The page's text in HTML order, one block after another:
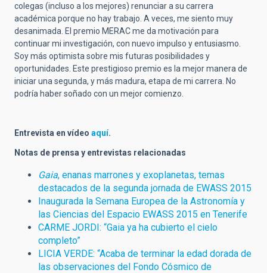
colegas (incluso a los mejores) renunciar a su carrera
académica porque no hay trabajo. A veces, me siento muy
desanimada. El premio MERAC me da motivación para
continuar mi investigación, con nuevo impulso y entusiasmo.
Soy más optimista sobre mis futuras posibilidades y
oportunidades. Este prestigioso premio es la mejor manera de
iniciar una segunda, y más madura, etapa de mi carrera. No
podría haber soñado con un mejor comienzo.
Entrevista en vídeo aquí.
Notas de prensa y entrevistas relacionadas
Gaia, enanas marrones y exoplanetas, temas
destacados de la segunda jornada de EWASS 2015
Inaugurada la Semana Europea de la Astronomía y
las Ciencias del Espacio EWASS 2015 en Tenerife
CARME JORDI: “Gaia ya ha cubierto el cielo
completo”
LICIA VERDE: “Acaba de terminar la edad dorada de
las observaciones del Fondo Cósmico de